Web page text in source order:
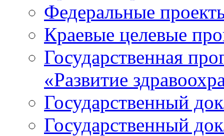
Федеральные
Краевые целевые
Государственная
«Развитие
Государственный
Государственный